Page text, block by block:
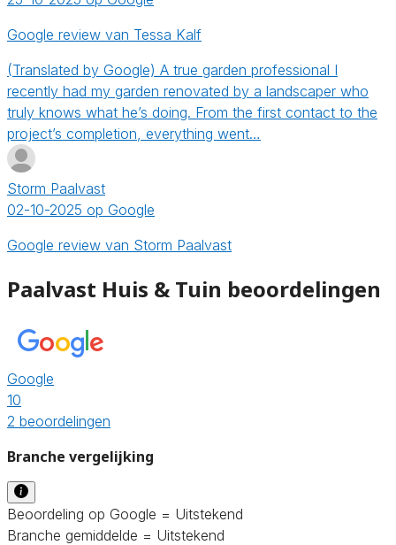
Google review van Tessa Kalf
(Translated by Google) A true garden professional I
recently had my garden renovated by a landscaper who
truly knows what he’s doing. From the first contact to the
project’s completion, everything went…
Storm Paalvast
02-10-2025 op Google
Google review van Storm Paalvast
Paalvast Huis & Tuin beoordelingen
Google
10
2 beoordelingen
Branche vergelijking
Beoordeling op Google = Uitstekend
Branche gemiddelde = Uitstekend